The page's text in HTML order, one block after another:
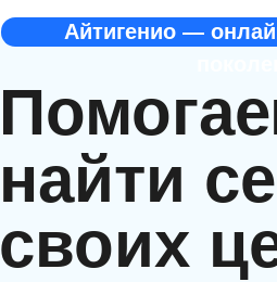
найти
своих
Айтигенио —